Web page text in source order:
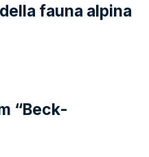
fauna alpina
“Beck-